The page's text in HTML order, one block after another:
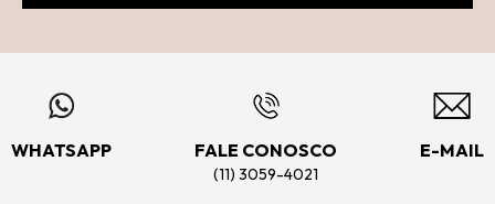
WHATSAPP FALE CONOSCO
(11) 3059-4021
E-MAIL